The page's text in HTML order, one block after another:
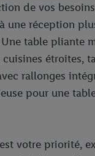
de vos
une réception
table pliante
étroites,
rallonges
pour une
votre priorité,